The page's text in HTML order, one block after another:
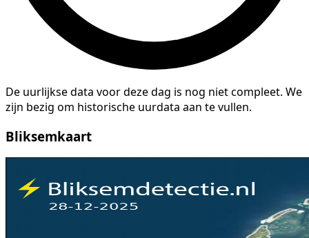
De uurlijkse data voor deze dag is nog niet compleet. We
zijn bezig om historische uurdata aan te vullen.
Bliksemkaart